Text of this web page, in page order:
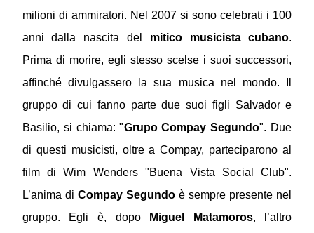
milioni di ammiratori. Nel 2007 si sono celebrati i 100
anni dalla nascita del mitico musicista cubano.
Prima di morire, egli stesso scelse i suoi successori,
affinché divulgassero la sua musica nel mondo. Il
gruppo di cui fanno parte due suoi figli Salvador e
Basilio, si chiama: "Grupo Compay Segundo". Due
di questi musicisti, oltre a Compay, parteciparono al
film di Wim Wenders "Buena Vista Social Club".
L’anima di Compay Segundoè sempre presente nel
gruppo. Egli è, dopo
Miguel Matamoros, l’altro